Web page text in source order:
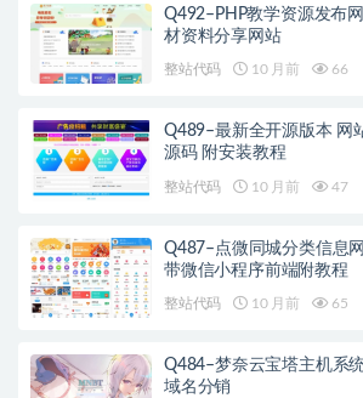
Q492–PHP教学资源发布
材资料分享网站
整站代码 10 月前 66
Q489–最新全开源版本 网
源码 附安装教程
整站代码 10 月前 47
Q487–点微同城分类信息
带微信小程序前端附教程
整站代码 10 月前 65
Q484–梦奈云宝塔主机系
域名分销